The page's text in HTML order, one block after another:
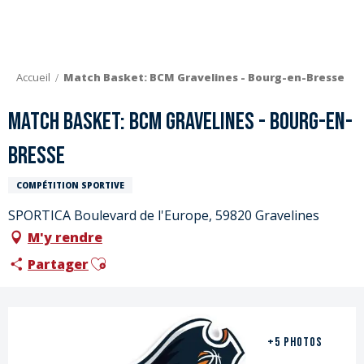
Accueil Match Basket: BCM Gravelines - Bourg-en-Bresse
Match Basket: BCM Gravelines - Bourg-en-
Bresse
COMPÉTITION SPORTIVE
SPORTICA Boulevard de l'Europe, 59820 Gravelines
M'y rendre
PartagerAjouter aux favoris
+5 PHOTOS